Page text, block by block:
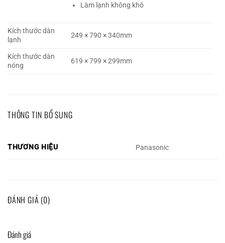
Làm lạnh không khô
Kích thước dàn
lạnh
249 × 790 × 340mm
Kích thước dàn
nóng
619 × 799 × 299mm
THÔNG TIN BỔ SUNG
THƯƠNG HIỆU Panasonic
ĐÁNH GIÁ (0)
Đánh giá